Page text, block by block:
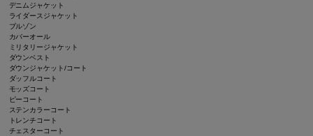
デニムジャケット
ライダースジャケット
ブルゾン
カバーオール
ミリタリージャケット
ダウンベスト
ダウンジャケット/コート
ダッフルコート
モッズコート
ピーコート
ステンカラーコート
トレンチコート
チェスターコート